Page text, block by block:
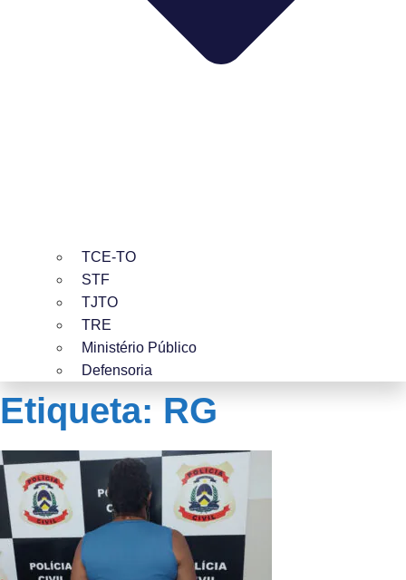
TCE-TO
STF
TJTO
TRE
Ministério Público
Defensoria
Etiqueta: RG